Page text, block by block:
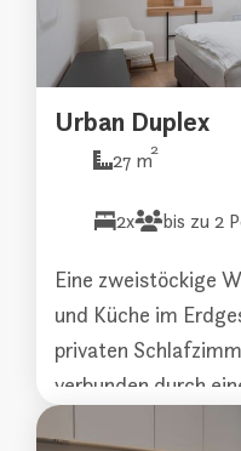
Urban Duplex
27 m2
2x bis zu 2
Eine zweistöckige
und Küche im
privaten
verbunden durch